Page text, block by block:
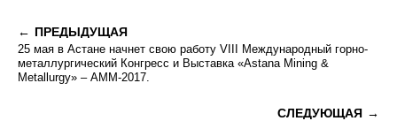
ПРЕДЫДУЩАЯ
25 мая в Астане начнет свою работу VIII Международный горно-
металлургический Конгресс и Выставка «Astana Mining &
Metallurgy» – АММ-2017.
СЛЕДУЮЩАЯ